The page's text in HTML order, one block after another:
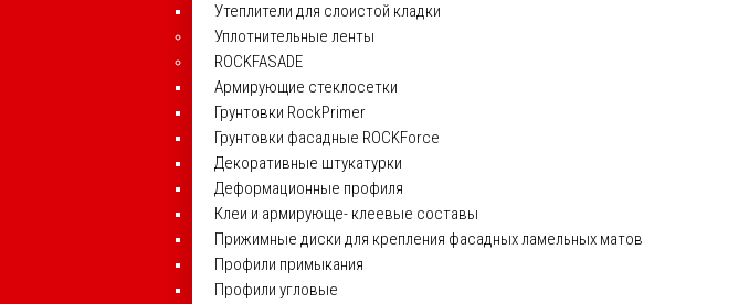
Утеплители для слоистой кладки
Уплотнительные ленты
ROCKFASADE
Армирующие стеклосетки
Грунтовки RockPrimer
Грунтовки фасадные ROCKForce
Декоративные штукатурки
Деформационные профиля
Клеи и армирующе- клеевые составы
Прижимные диски для крепления фасадных ламельных матов
Профили примыкания
Профили угловые